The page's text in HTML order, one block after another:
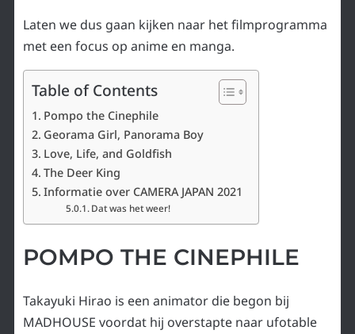
Laten we dus gaan kijken naar het filmprogramma
met een focus op anime en manga.
Table of Contents
Pompo the Cinephile
Georama Girl, Panorama Boy
Love, Life, and Goldfish
The Deer King
Informatie over CAMERA JAPAN 2021
Dat was het weer!
POMPO THE CINEPHILE
Takayuki Hirao is een animator die begon bij
MADHOUSE voordat hij overstapte naar ufotable